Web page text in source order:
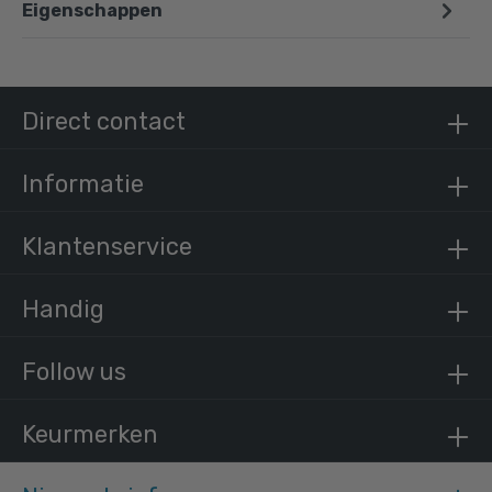
Eigenschappen
€ 14,94 incl. BTW
€ 12,35 excl. BTW
Follow us
Keurmerken
Direct contact
Informatie
Klantenservice
Handig